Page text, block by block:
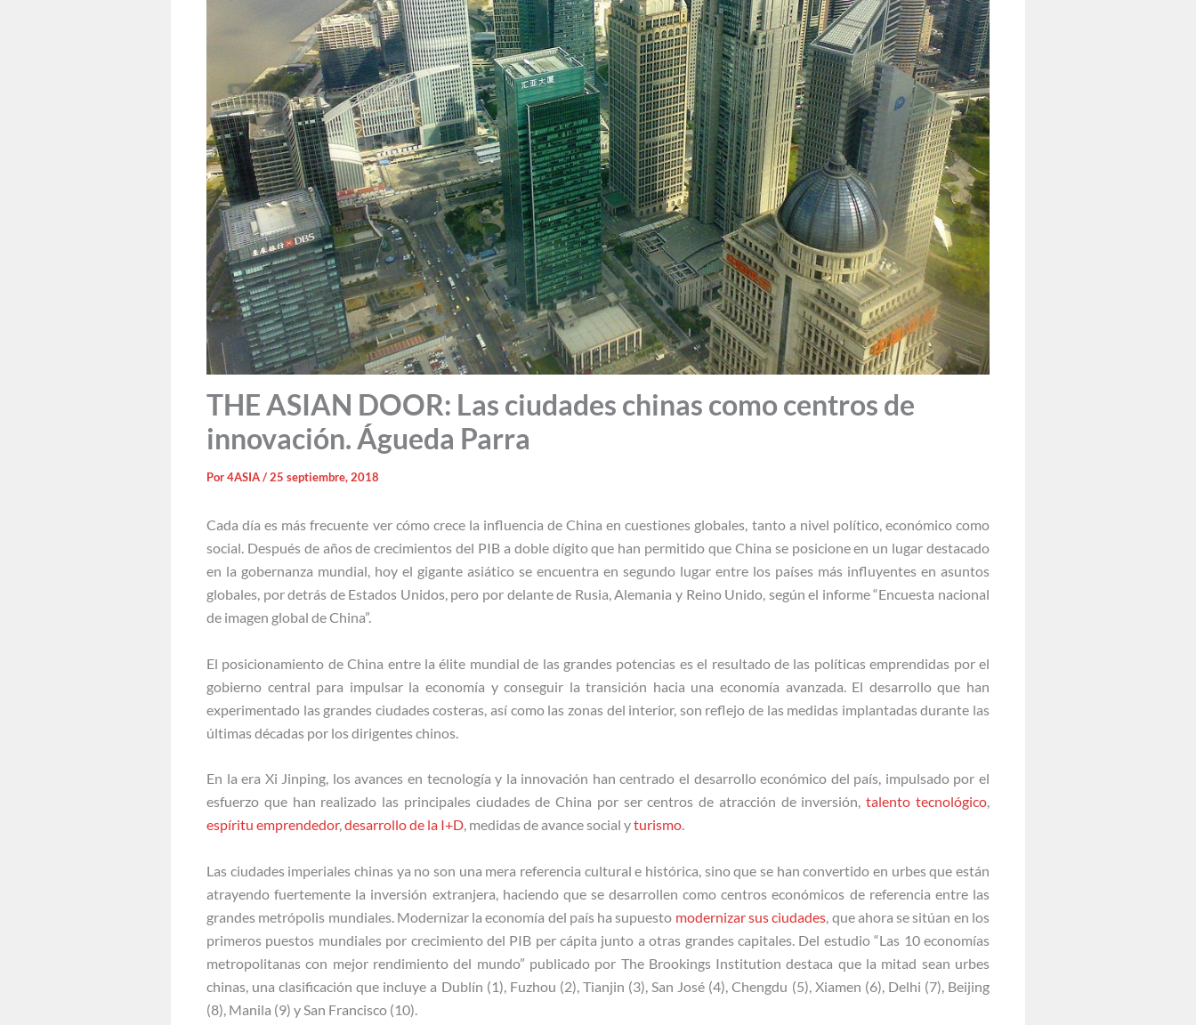
THE ASIAN DOOR: Las ciudades chinas como centros de
innovación. Águeda Parra
Por4ASIA/25 septiembre, 2018
Cada día es más frecuente ver cómo crece la influencia de China en cuestiones globales, tanto a nivel político, económico como
social. Después de años de crecimientos del PIB a doble dígito que han permitido que China se posicione en un lugar destacado
en la gobernanza mundial, hoy el gigante asiático se encuentra en segundo lugar entre los países más influyentes en asuntos
globales, por detrás de Estados Unidos, pero por delante de Rusia, Alemania y Reino Unido, según el informe “Encuesta nacional
de imagen global de China”.
El posicionamiento de China entre la élite mundial de las grandes potencias es el resultado de las políticas emprendidas por el
gobierno central para impulsar la economía y conseguir la transición hacia una economía avanzada. El desarrollo que han
experimentado las grandes ciudades costeras, así como las zonas del interior, son reflejo de las medidas implantadas durante las
últimas décadas por los dirigentes chinos.
En la era Xi Jinping, los avances en tecnología y la innovación han centrado el desarrollo económico del país, impulsado por el
esfuerzo que han realizado las principales ciudades de China por ser centros de atracción de inversión,talento tecnológico,
espíritu emprendedor,desarrollo de la I+D, medidas de avance social yturismo.
Las ciudades imperiales chinas ya no son una mera referencia cultural e histórica, sino que se han convertido en urbes que están
atrayendo fuertemente la inversión extranjera, haciendo que se desarrollen como centros económicos de referencia entre las
grandes metrópolis mundiales. Modernizar la economía del país ha supuesto modernizar sus ciudades , que ahora se sitúan en los
primeros puestos mundiales por crecimiento del PIB per cápita junto a otras grandes capitales. Del estudio “Las 10 economías
metropolitanas con mejor rendimiento del mundo” publicado por The Brookings Institution destaca que la mitad sean urbes
chinas, una clasificación que incluye a Dublín (1), Fuzhou (2), Tianjin (3), San José (4), Chengdu (5), Xiamen (6), Delhi (7), Beijing
(8), Manila (9) y San Francisco (10).